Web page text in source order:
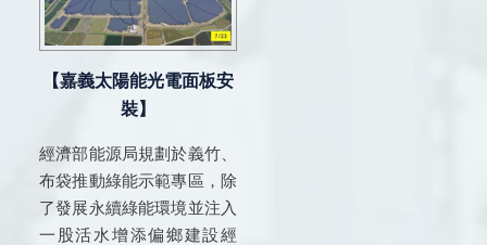
【嘉義太陽能光電面板安
裝】
經濟部能源局規劃於義竹、
布袋推動綠能示範專區，除
了發展永續綠能環境並注入
一股活水增添偏鄉建設經